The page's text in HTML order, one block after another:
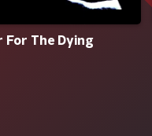
For The Dying